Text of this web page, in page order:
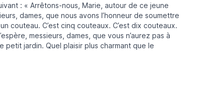
: « Arrêtons-nous, Marie, autour de ce jeune
dames, que nous avons l’honneur de soumettre
couteau. C’est cinq couteaux. C’est dix couteaux.
messieurs, dames, que vous n’aurez pas à
jardin. Quel plaisir plus charmant que le